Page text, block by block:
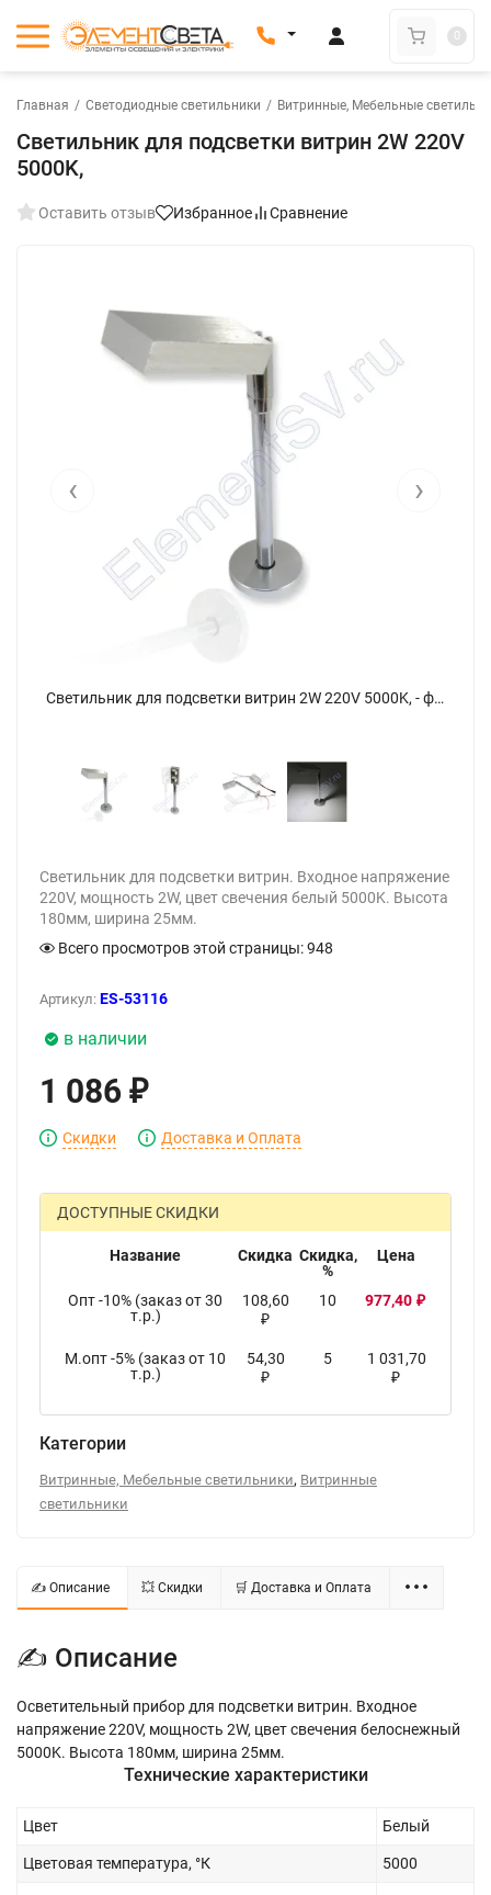
0
Главная / Светодиодные светильники / Витринные, Мебельные
Светильник для подсветки витрин 2W 220V
5000K,
Оставить отзыв Избранное Сравнение
Светильник для подсветки витрин 2W 220V 5000K, - фото.
‹ ›
Светильник для подсветки витрин. Входное напряжение
220V, мощность 2W, цвет свечения белый 5000K. Высота
180мм, ширина 25мм.
Всего просмотров этой страницы:948
Артикул: ES-53116
в наличии
1 086 ₽
Скидки Доставка и Оплата
ДОСТУПНЫЕ СКИДКИ
Название Скидка Скидка,
%
Цена
Опт -10% (заказ от 30
т.р.)
108,60
₽
10 977,40 ₽
М.опт -5% (заказ от 10
т.р.)
54,30
₽
5 1 031,70
₽
Категории
Витринные, Мебельные светильники, Витринные
светильники
✍ Описание 💥 Скидки 🛒 Доставка и Оплата
✍ Описание
Осветительный прибор для подсветки витрин. Входное
напряжение 220V, мощность 2W, цвет свечения белоснежный
5000K. Высота 180мм, ширина 25мм.
Технические характеристики
Цвет Белый
Цветовая температура, °К 5000